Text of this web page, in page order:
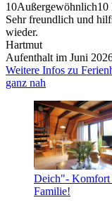
10Außergewöhnlich10
Sehr freundlich und
wieder.
Hartmut
Aufenthalt im Juni
Weitere Infos zu
ganz nah
Deich"- Komfort
Familie!